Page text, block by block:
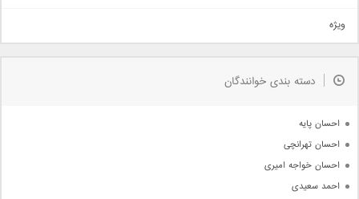
دمو
مذهبی
جدیدترین ها
ویژه
دسته بندی خوانندگان
احسان پایه
احسان تهرانچی
احسان خواجه امیری
احمد سعیدی